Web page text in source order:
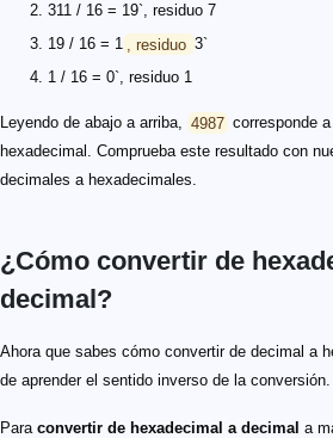
311 / 16 = 19`, residuo 7
19 / 16 = 1
, residuo 3`
1 / 16 = 0`, residuo 1
Leyendo de abajo a arriba, 4987 corresponde a
hexadecimal. Comprueba este resultado con
decimales a hexadecimales.
¿Cómo convertir de
decimal?
Ahora que sabes cómo convertir de decimal a
de aprender el sentido inverso de la conversión.
Para convertir de hexadecimal a decimal a